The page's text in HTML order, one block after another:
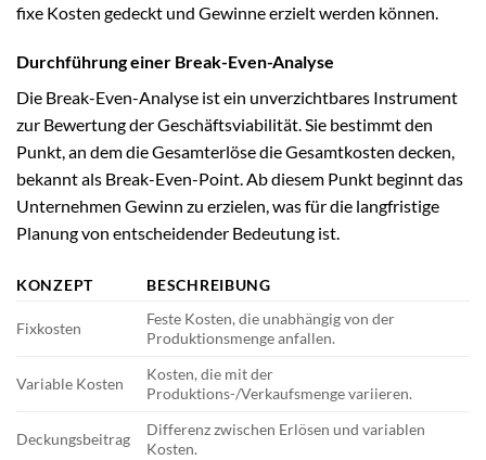
fixe Kosten gedeckt und Gewinne erzielt werden können.
Durchführung einer Break-Even-Analyse
Die Break-Even-Analyse ist ein unverzichtbares Instrument
zur Bewertung der Geschäftsviabilität. Sie bestimmt den
Punkt, an dem die Gesamterlöse die Gesamtkosten decken,
bekannt als Break-Even-Point. Ab diesem Punkt beginnt das
Unternehmen Gewinn zu erzielen, was für die langfristige
Planung von entscheidender Bedeutung ist.
KONZEPT BESCHREIBUNG
Fixkosten
Feste Kosten, die unabhängig von der
Produktionsmenge anfallen.
Variable Kosten
Kosten, die mit der
Produktions-/Verkaufsmenge variieren.
Deckungsbeitrag
Differenz zwischen Erlösen und variablen
Kosten.